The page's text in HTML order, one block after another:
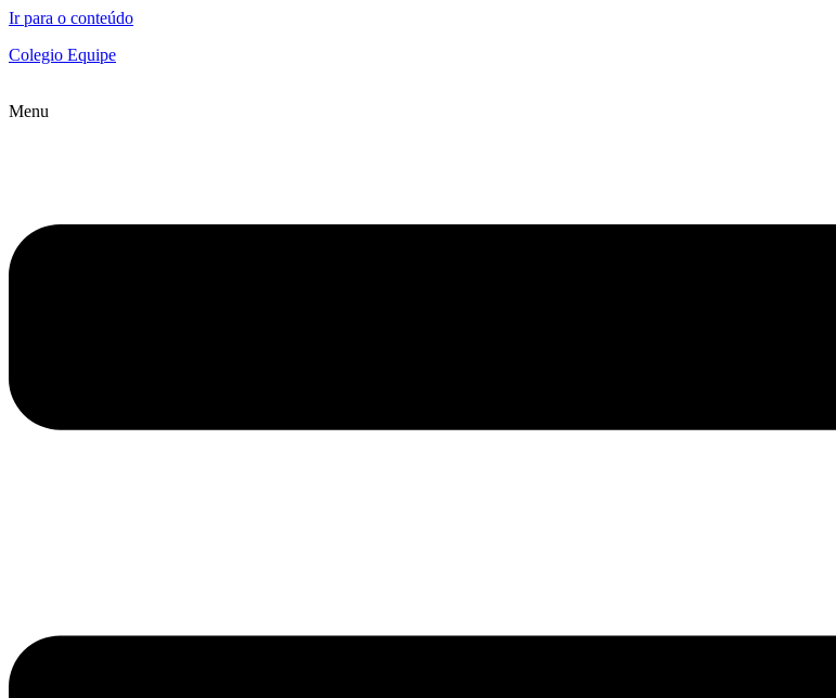
Ir para o conteúdo
Colegio Equipe
Menu